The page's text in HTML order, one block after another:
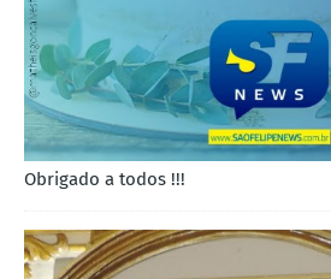
Obrigado a todos !!!